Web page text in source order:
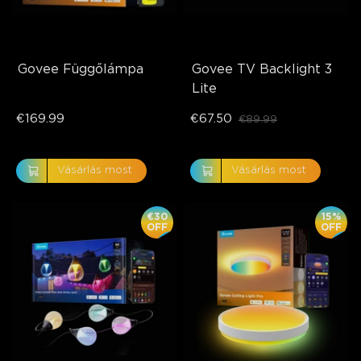
Govee Függőlámpa
€169.99
Vásárlás most
Govee TV Backlight 3
Lite
€67.50 €89.99
Vásárlás most
€30
OFF
15%
OFF